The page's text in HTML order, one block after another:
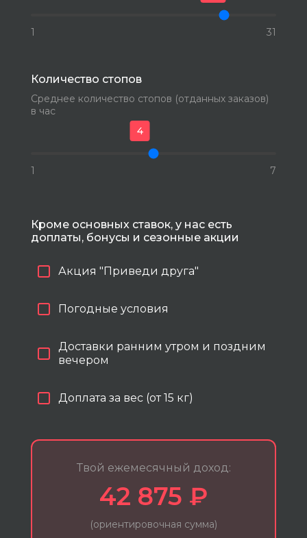
1 31
Количество стопов
Среднее количество стопов (отданных заказов)
в час
4
1 7
Кроме основных ставок, у нас есть
доплаты, бонусы и сезонные акции
Акция "Приведи друга"
Погодные условия
Доставки ранним утром и поздним
вечером
Доплата за вес (от 15 кг)
Твой ежемесячный доход:
42 875 ₽
(ориентировочная сумма)
+7
Твой город
в Telegram менеджеру твоего города.Вот
Нажимая кнопку «Отправить данные», вы даёте своё
соответствии с Федеральным Законом от 27.07.2006
Расскажет всё и
УЗНАЙ УСЛОВИЯ
В ТВОЕМ ГОРОДЕ